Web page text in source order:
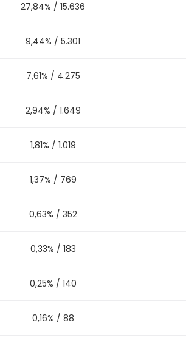
27,84% / 15.636
9,44% / 5.301
7,61% / 4.275
2,94% / 1.649
1,81% / 1.019
1,37% / 769
0,63% / 352
0,33% / 183
0,25% / 140
0,16% / 88